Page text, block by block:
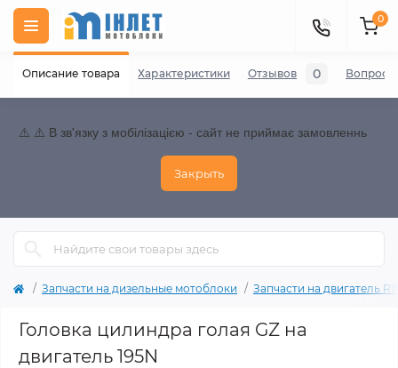
⚠️ ⚠️ В зв'язку з мобілізацією - сайт не приймає замовленнь
Закрыть
0
Запчасти на дизельные мотоблоки Запчасти на двигатель
Головка цилиндра голая GZ на
двигатель 195N
Описание товара Характеристики Отзывов 0 Вопросы